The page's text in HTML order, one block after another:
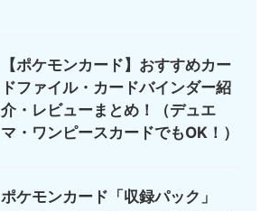
【ポケモンカード】おすすめカー
ドファイル・カードバインダー紹
介・レビューまとめ！（デュエ
マ・ワンピースカードでもOK！）
ポケモンカード「収録パック」